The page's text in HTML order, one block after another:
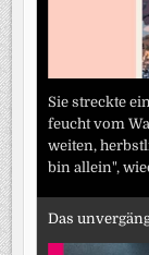
Sie streckte
feucht vom
weiten,
bin allein",
Das